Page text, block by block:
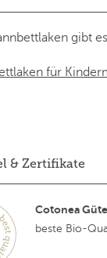
gibt
für
& Zertifikate
Cotonea
beste Bio-